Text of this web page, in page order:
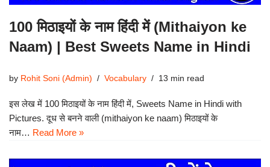
100 मिठाइयों के नाम हिंदी में (Mithaiyon ke
Naam) | Best Sweets Name in Hindi
by Rohit Soni (Admin) Vocabulary 13 min read
इस लेख में 100 मिठाइयों के नाम हिंदी में, Sweets Name in Hindi with
Pictures. दूध से बनने वाली (mithaiyon ke naam) मिठाइयों के
नाम… Read More »